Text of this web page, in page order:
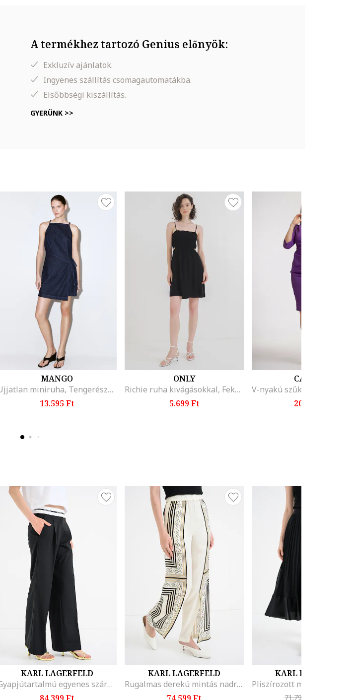
A termékhez tartozó Genius előnyök:
Exkluzív ajánlatok.
Ingyenes szállítás csomagautomatákba.
Elsőbbségi kiszállítás.
GYERÜNK >>
MANGO
Ujjatlan miniruha, Tengerészkék
13.595 Ft
ONLY
Richie ruha kivágásokkal, Fekete
5.699 Ft
CAMISSI
20.299 Ft
KARL LAGERFELD
Gyapjútartalmú egyenes szárú nadrág magas derékrésszel, Fekete
KARL LAGERFELD
Rugalmas derekú mintás nadrág, Csontszín/Fekete/Homokbarna
KARL LAGERFELD
71.799 Ft